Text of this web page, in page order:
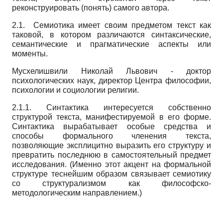
реконструировать (понять) самого автора.
2.1. Семиотика имеет своим предметом текст как
таковой, в котором различаются синтаксические,
семантические и прагматические аспекты или
моменты.
Мусхелишвили Николай Львович - доктор
психологических наук, директор Центра философии,
психологии и социологии религии.
2.1.1. Синтактика интересуется собственно
структурой текста, манифестируемой в его форме.
Синтактика вырабатывает особые средства и
способы формального членения текста,
позволяющие эксплицитно выразить его структуру и
превратить последнюю в самостоятельный предмет
исследования. (Именно этот акцент на формальной
структуре теснейшим образом связывает семиотику
со структурализмом как философско-
методологическим направлением.)